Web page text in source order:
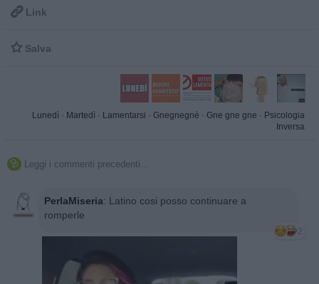
 Link
 Salva
Lunedì · Martedì · Lamentarsi · Gnegnegnè · Gne gne gne · Psicologia
Inversa
 Leggi i commenti precedenti...
PerlaMiseria: Latino cosi posso continuare a
romperle
2